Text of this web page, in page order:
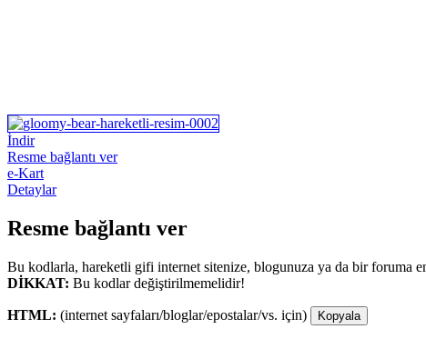
İndir
Resme bağlantı ver
e-Kart
Detaylar
Resme bağlantı ver
Bu kodlarla, hareketli gifi internet sitenize, blogunuza ya da bir foruma
DİKKAT: Bu kodlar değiştirilmemelidir!
HTML: (internet sayfaları/bloglar/epostalar/vs. için) Kopyala